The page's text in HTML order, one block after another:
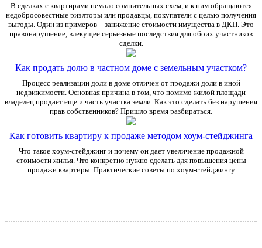
В сделках с квартирами немало сомнительных схем, и к ним обращаются
недобросовестные риэлторы или продавцы, покупатели с целью получения
выгоды. Один из примеров – занижение стоимости имущества в ДКП. Это
правонарушение, влекущее серьезные последствия для обоих участников
сделки.
Как продать долю в частном доме с земельным участком?
Процесс реализации доли в доме отличен от продажи доли в иной
недвижимости. Основная причина в том, что помимо жилой площади
владелец продает еще и часть участка земли. Как это сделать без нарушения
прав собственников? Пришло время разбираться.
Как готовить квартиру к продаже методом хоум-стейджинга
Что такое хоум-стейджинг и почему он дает увеличение продажной
стоимости жилья. Что конкретно нужно сделать для повышения цены
продажи квартиры. Практические советы по хоум-стейджингу